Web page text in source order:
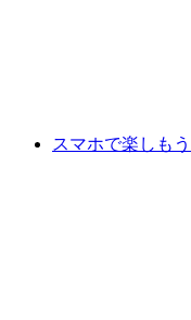
スマホで楽しもう